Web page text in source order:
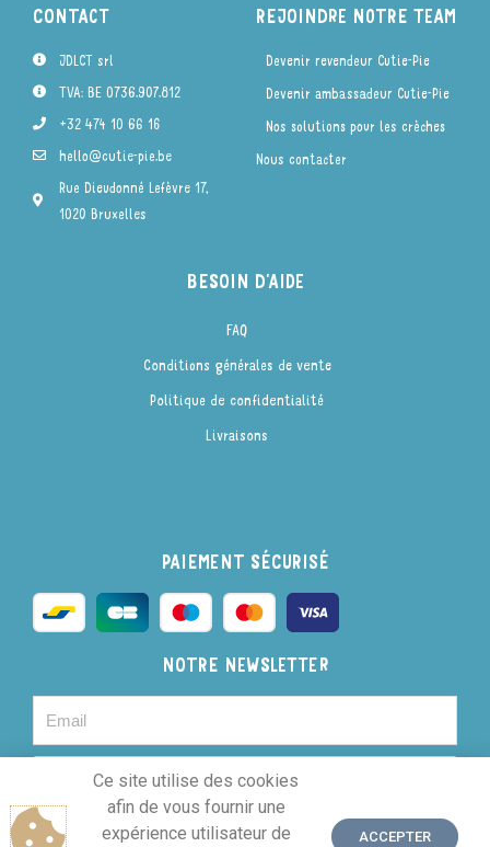
CONTACT
JDLCT srl
TVA: BE 0736.907.812
+32 474 10 66 16
hello@cutie-pie.be
Rue Dieudonné Lefèvre 17,
1020 Bruxelles
REJOINDRE NOTRE TEAM
Devenir revendeur Cutie-Pie
Devenir ambassadeur Cutie-Pie
Nos solutions pour les crèches
Nous contacter
BESOIN D'AIDE
FAQ
Conditions générales de vente
Politique de confidentialité
Livraisons
PAIEMENT SÉCURISÉ
NOTRE NEWSLETTER
JE M'INSCRIS
Ce site utilise des cookies
afin de vous fournir une
expérience utilisateur de
ACCEPTER